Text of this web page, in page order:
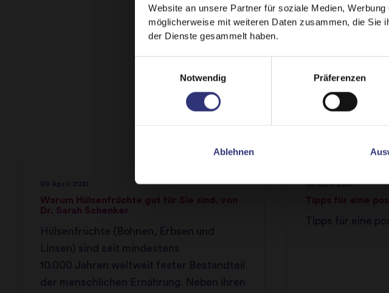
Website an unsere Partner für soziale Medien,
möglicherweise mit weiteren Daten zusammen, die Sie
der Dienste gesammelt haben.
Notwendig
Präferenzen
Ablehnen
Warum Hülsenfrüchte gut für Sie sind, von
Dr. Sarah Schenker
Hülsenfrüchte (Bohnen, Erbsen und
Linsen) sind seit mindestens
10.000 Jahren weltweit fester Bestandteil
der menschlichen Ernährung. Neben ihren
08 April 2021
Tipps für eine
Tipps für eine
Stay on Deutschland